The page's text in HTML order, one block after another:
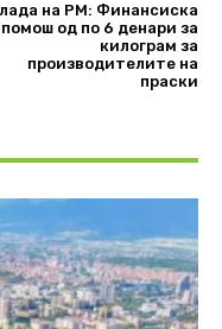
на РМ: Финансиска
помош од по 6 денари за
килограм за
производителите на
праски